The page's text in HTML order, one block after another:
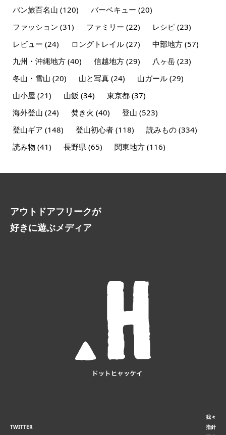
バン旅百名山 (120) バーベキュー (20)
ファッション (31) ファミリー (22) レシピ(23)
レビュー (24) ロングトレイル(27) 中部地方(57)
九州・沖縄地方(40) 信越地方(29) 八ヶ岳(23)
冬山・雪山 (20) 山と写真(24) 山ガール(29)
山小屋 (21) 山飯 (34) 東京都(37)
海外登山 (24) 焚き火 (40) 登山 (523)
登山ギア (148) 登山初心者(118) 読みもの(334)
読み物 (41) 長野県 (65) 関東地方(116)
アウトドアフリークが
好きに遊ぶメディア
TWITTER
我々
指針